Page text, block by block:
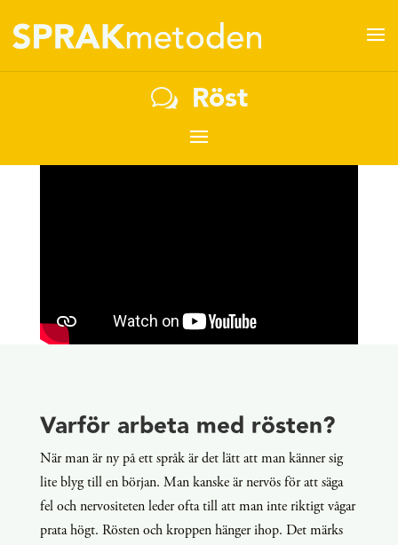
w Röst
Varför arbeta med rösten?
När man är ny på ett språk är det lätt att man känner sig
lite blyg till en början. Man kanske är nervös för att säga
fel och nervositeten leder ofta till att man inte riktigt vågar
prata högt. Rösten och kroppen hänger ihop. Det märks